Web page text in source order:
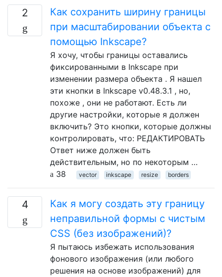
2
Как сохранить ширину границы
при масштабировании объекта с
помощью Inkscape?
Я хочу, чтобы границы оставались
фиксированными в Inkscape при
изменении размера объекта . Я нашел
эти кнопки в Inkscape v0.48.3.1 , но,
похоже , они не работают. Есть ли
другие настройки, которые я должен
включить? Это кнопки, которые должны
контролировать, что: РЕДАКТИРОВАТЬ
Ответ ниже должен быть
действительным, но по некоторым …
38
vector inkscape resize borders
4
Как я могу создать эту границу
неправильной формы с чистым
CSS (без изображений)?
Я пытаюсь избежать использования
фонового изображения (или любого
решения на основе изображений) для